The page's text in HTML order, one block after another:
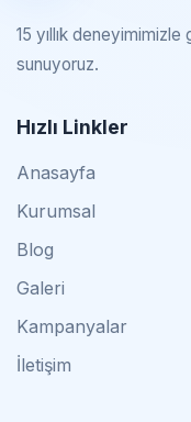
15 yıllık
sunuyoruz.
Hızlı Linkler
Anasayfa
Kurumsal
Blog
Galeri
Kampanyalar
İletişim